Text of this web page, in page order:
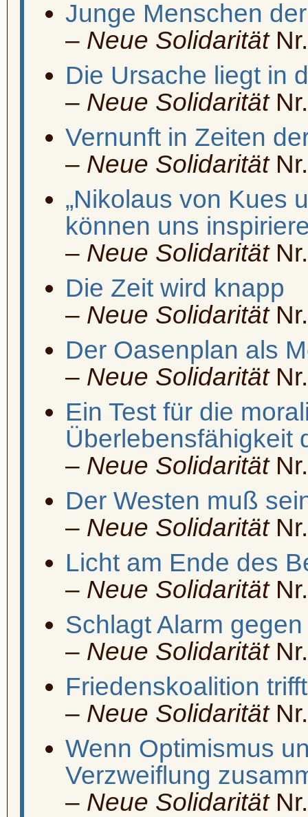
Junge Menschen
– Neue Solidarität
Die Ursache liegt in
– Neue Solidarität
Vernunft in Zeiten
– Neue Solidarität
„Nikolaus von Kues
können uns
– Neue Solidarität
Die Zeit wird knapp
– Neue Solidarität
Der Oasenplan als
– Neue Solidarität
Ein Test für die
Überlebensfähigkeit
– Neue Solidarität
Der Westen muß
– Neue Solidarität
Licht am Ende des
– Neue Solidarität
Schlagt Alarm
– Neue Solidarität
Friedenskoalition
– Neue Solidarität
Wenn Optimismus
Verzweiflung
– Neue Solidarität